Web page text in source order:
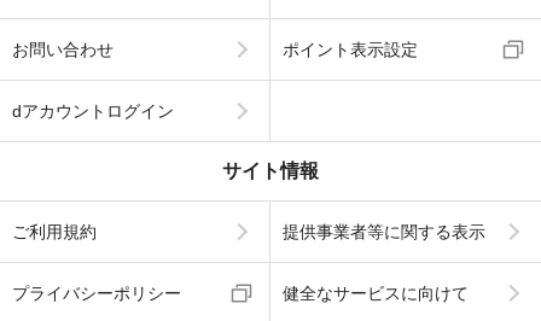
お問い合わせ ポイント表示設定
dアカウントログイン
サイト情報
ご利用規約 提供事業者等に関する表示
プライバシーポリシー 健全なサービスに向けて